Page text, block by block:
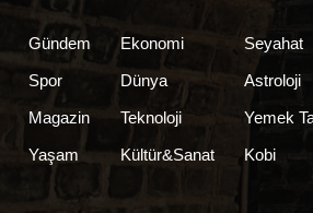
Gündem
Spor
Magazin
Yaşam
Ekonomi
Dünya
Teknoloji
Kültür&Sanat
Seyahat
Astroloji
Yemek
Kobi